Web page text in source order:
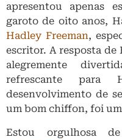
apresentou apenas
garoto de oito anos,
Hadley Freeman,
escritor. A resposta de
alegremente
refrescante para
desenvolvimento de
um bom chiffon, foi
Estou orgulhosa